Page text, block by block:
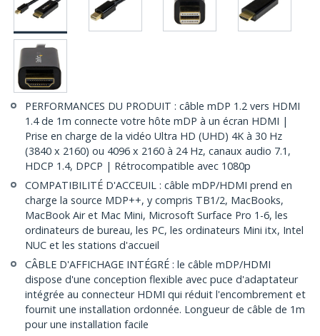
PERFORMANCES DU PRODUIT : câble mDP 1.2 vers HDMI
1.4 de 1m connecte votre hôte mDP à un écran HDMI |
Prise en charge de la vidéo Ultra HD (UHD) 4K à 30 Hz
(3840 x 2160) ou 4096 x 2160 à 24 Hz, canaux audio 7.1,
HDCP 1.4, DPCP | Rétrocompatible avec 1080p
COMPATIBILITÉ D'ACCEUIL : câble mDP/HDMI prend en
charge la source MDP++, y compris TB1/2, MacBooks,
MacBook Air et Mac Mini, Microsoft Surface Pro 1-6, les
ordinateurs de bureau, les PC, les ordinateurs Mini itx, Intel
NUC et les stations d'accueil
CÂBLE D'AFFICHAGE INTÉGRÉ : le câble mDP/HDMI
dispose d'une conception flexible avec puce d'adaptateur
intégrée au connecteur HDMI qui réduit l'encombrement et
fournit une installation ordonnée. Longueur de câble de 1m
pour une installation facile